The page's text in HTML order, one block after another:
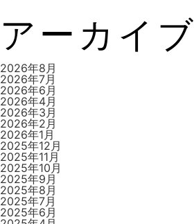
ビ
ゲ
ー
シ
アーカイブ
2026年8月
2026年7月
2026年6月
2026年4月
2026年3月
2026年2月
2026年1月
2025年12月
2025年11月
2025年10月
2025年9月
2025年8月
2025年7月
2025年6月